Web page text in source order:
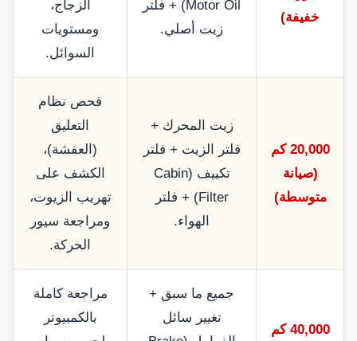
خفيفة)
Motor Oil) + فلتر
زيت أصلي.
الزجاج،
ومستويات
السوائل.
20,000 كم
(صيانة
متوسطة)
زيت المحرك +
فلتر الزيت + فلتر
تكييف (Cabin
Filter) + فلتر
الهواء.
فحص نظام
التعليق
(العفشة)،
الكشف على
تهريب الزيوت،
ومراجعة سيور
الحركة.
40,000 كم
جميع ما سبق +
تغيير سائل
مراجعة كاملة
بالكمبيوتر